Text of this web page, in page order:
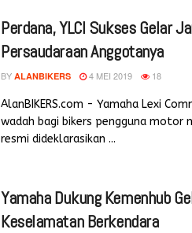
Perdana, YLCI Sukses Gelar
Persaudaraan Anggotanya
BY ALANBIKERS 4 MEI 2019 18
AlanBIKERS.com - Yamaha Lexi
wadah bagi bikers pengguna motor
resmi dideklarasikan ...
Yamaha Dukung Kemenhub
Keselamatan Berkendara